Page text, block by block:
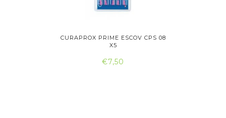
CURAPROX PRIME ESCOV CPS 08
X5
€7,50